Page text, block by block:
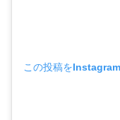
この投稿を